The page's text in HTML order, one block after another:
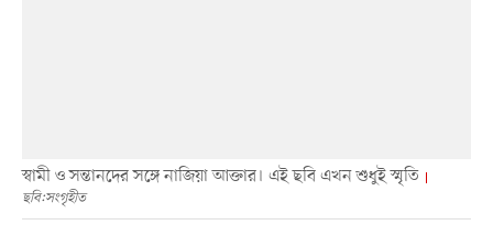
স্বামী ও সন্তানদের সঙ্গে নাজিয়া আক্তার। এই ছবি এখন শুধুই স্মৃতি
ছবি:সংগৃহীত